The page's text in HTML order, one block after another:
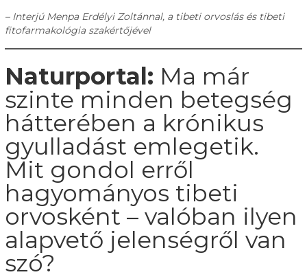
– Interjú Menpa Erdélyi Zoltánnal, a tibeti orvoslás és tibeti
fitofarmakológia szakértőjével
Naturportal: Ma már
szinte minden betegség
hátterében a krónikus
gyulladást emlegetik.
Mit gondol erről
hagyományos tibeti
orvosként – valóban ilyen
alapvető jelenségről van
szó?